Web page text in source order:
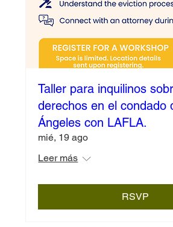
Taller para inquilinos
derechos en el condado
Ángeles con LAFLA.
mié, 19 ago
Leer más
RSVP